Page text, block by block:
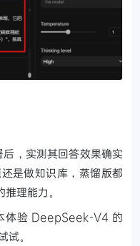
，实测其回答效果确实
是做知识库，蒸馏版都
理能力。
体验 DeepSeek-V4 的
。